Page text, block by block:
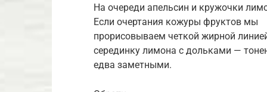
На очереди апельсин и кружочки
Если очертания кожуры фруктов мы
прорисовываем четкой жирной
серединку лимона с дольками —
едва заметными.